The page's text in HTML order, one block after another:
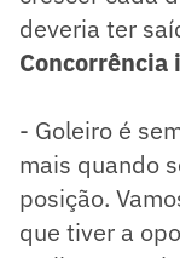
deveria ter
Concorrência
- Goleiro é
mais quando
posição.
que tiver a